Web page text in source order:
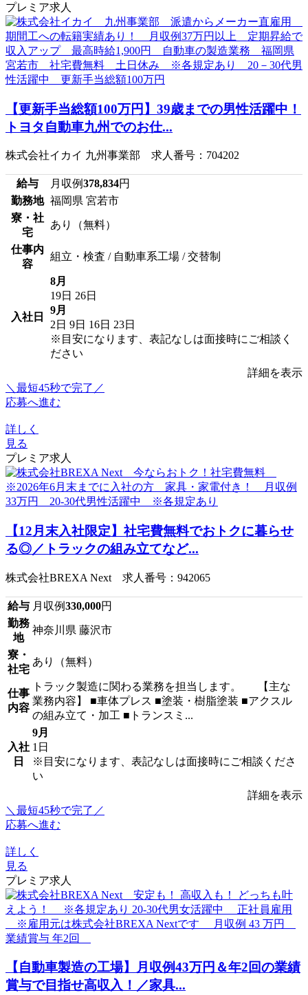
プレミア求人
【更新手当総額100万円】39歳までの男性活躍中！
トヨタ自動車九州でのお仕...
株式会社イカイ 九州事業部 求人番号：704202
給与 月収例378,834円
勤務地 福岡県 宮若市
寮・社
宅
あり（無料）
仕事内
容
組立・検査 / 自動車系工場 / 交替制
入社日
8月
19日 26日
9月
2日 9日 16日 23日
※目安になります、表記なしは面接時にご相談く
ださい
詳細を表示
＼最短45秒で完了／
応募へ進む
詳しく
見る
プレミア求人
【12月末入社限定】社宅費無料でおトクに暮らせ
る◎／トラックの組み立てなど...
株式会社BREXA Next 求人番号：942065
給与 月収例330,000円
勤務
地
神奈川県 藤沢市
寮・
社宅
あり（無料）
仕事
内容
トラック製造に関わる業務を担当します。 【主な
業務内容】 ■車体プレス ■塗装・樹脂塗装 ■アクスル
の組み立て・加工 ■トランスミ...
入社
日
9月
1日
※目安になります、表記なしは面接時にご相談くださ
い
詳細を表示
＼最短45秒で完了／
応募へ進む
詳しく
見る
プレミア求人
【自動車製造の工場】月収例43万円＆年2回の業績
賞与で目指せ高収入！／家具...